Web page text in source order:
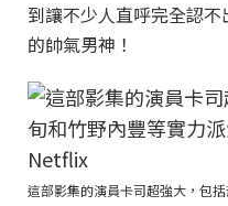
到讓不少人直呼完全認不
的帥氣男神！
這部影集的演員卡司超強大，包